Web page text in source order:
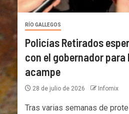
RÍO GALLEGOS
Policías Retirados
con el gobernador para
acampe
28 de julio de 2026 Infomix
Tras varias semanas de